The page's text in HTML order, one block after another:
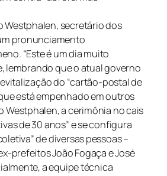
Westphalen, secretário dos
pronunciamento
“Este é um dia muito
lembrando que o atual governo
do “cartão-postal de
está empenhado em outros
Westphalen, a cerimônia no cais
de 30 anos” e se configura
de diversas pessoas –
prefeitos João Fogaça e José
a equipe técnica